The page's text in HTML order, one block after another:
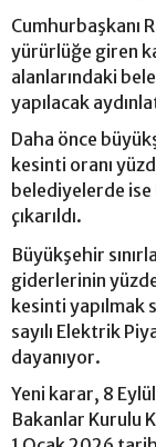
Cumhurbaşkanı
yürürlüğe giren
alanlarındaki
yapılacak
Daha önce
kesinti oranı
belediyelerde
çıkarıldı.
Büyükşehir
giderlerinin
kesinti yapılmak
sayılı Elektrik
dayanıyor.
Yeni karar, 8
Bakanlar Kurulu